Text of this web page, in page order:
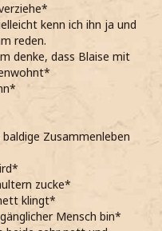
kenn ich ihn ja und
reden.
denke, dass Blaise mit
Zusammenleben
zucke*
klingt*
Mensch bin*